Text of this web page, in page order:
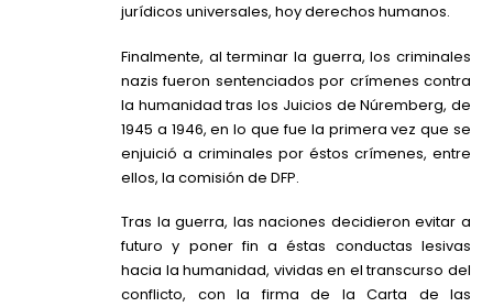
jurídicos universales, hoy derechos humanos.
Finalmente, al terminar la guerra, los criminales
nazis fueron sentenciados por crímenes contra
la humanidad tras los Juicios de Núremberg, de
1945 a 1946, en lo que fue la primera vez que se
enjuició a criminales por éstos crímenes, entre
ellos, la comisión de DFP.
Tras la guerra, las naciones decidieron evitar a
futuro y poner fin a éstas conductas lesivas
hacia la humanidad, vividas en el transcurso del
conflicto, con la firma de la Carta de las